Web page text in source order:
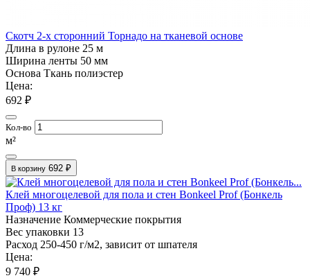
Скотч 2-х сторонний Торнадо на тканевой основе
Длина в рулоне 25 м
Ширина ленты 50 мм
Основа Ткань полиэстер
Цена:
692 ₽
Кол-во
м²
В корзину 692 ₽
Клей многоцелевой для пола и стен Bonkeel Prof (Бонкель
Проф) 13 кг
Назначение Коммерческие покрытия
Вес упаковки 13
Расход 250-450 г/м2, зависит от шпателя
Цена:
9 740 ₽